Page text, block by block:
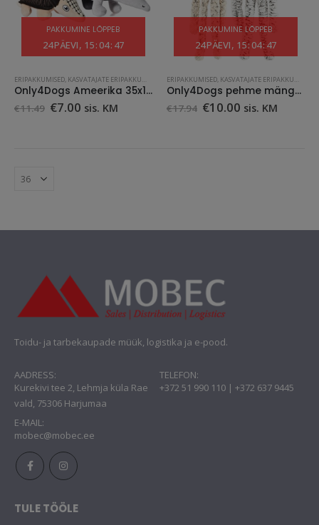
PAKKUMINE LÕPPEB
24PÄEVI 15: 04: 47
ERIPAKKUMISED, KASVATAJATE ERIPAKKUMINE KOERAD,LEMMIKLOOM,TARVIKUD
Only4Dogs Ameerika 35x15cm, valik
€11.49 Algne
€7.00Praegune
sis. KM
PAKKUMINE LÕPPEB
24PÄEVI 15: 04: 47
ERIPAKKUMISED, KASVATAJATE ERIPAKKUMINE
Only4Dogs pehme mänguasi Austraalia 21x60cm, valik
€17.94 Algne
€10.00Praegune
sis. KM
Toidu- ja tarbekaupade müük, logistika ja e-pood.
AADRESS:
Kurekivi tee 2, Lehmja küla Rae
vald, 75306 Harjumaa
TELEFON:
+372 51 990 110 | +372 637 9445
E-MAIL:
mobec@mobec.ee
TULE TÖÖLE